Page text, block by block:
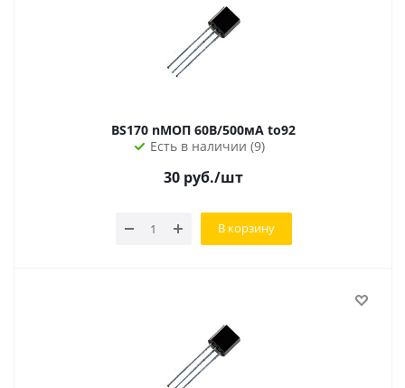
BS170 nМОП 60В/500мА to92
Есть в наличии (9)
30 руб./шт
В корзину